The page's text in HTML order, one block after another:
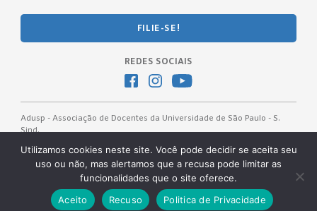
FILIE-SE!
REDES SOCIAIS
Adusp - Associação de Docentes da Universidade de São Paulo - S.
Sind.
Av. Prof. Almeida Prado, 1366 - São Paulo, SP - CEP 05508-070
Telefones: (11) 3091-4465 / 66 ● (11) 3813-5573 ● (11) 3815-9245 ●
(11) 3814-1715 ● (11) 3032-5950
Desenvolvido pelaOKN Group.
Utilizamos cookies neste site. Você pode decidir se aceita seu
uso ou não, mas alertamos que a recusa pode limitar as
funcionalidades que o site oferece.
Aceito
Recuso Politica de Privacidade